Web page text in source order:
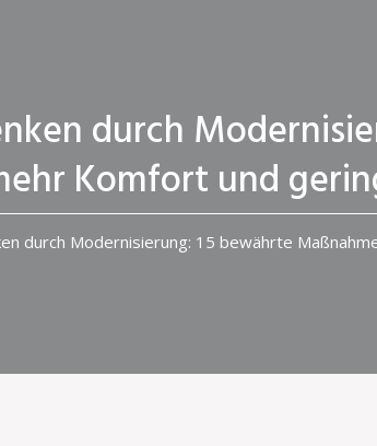
durch
Komfort und
durch Modernisierung: 15 bewährte